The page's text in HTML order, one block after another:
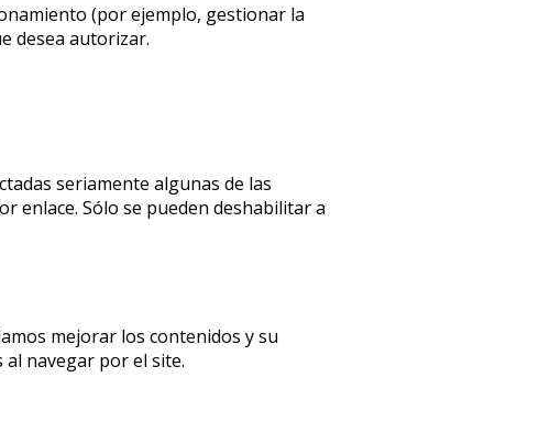
(por ejemplo, gestionar la
desea autorizar.
seriamente algunas de las
enlace. Sólo se pueden deshabilitar a
mejorar los contenidos y su
navegar por el site.